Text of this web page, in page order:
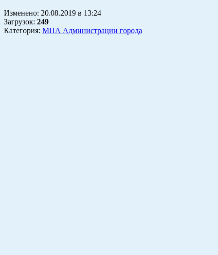
Изменено: 20.08.2019 в 13:24
Загрузок: 249
Категория: МПА Администрации города